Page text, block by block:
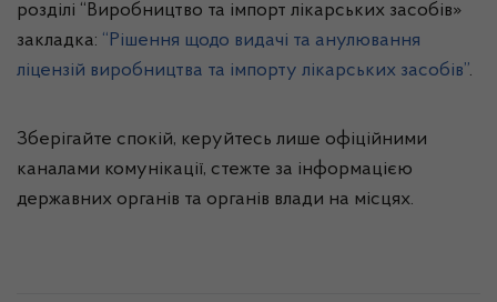
розділі “Виробництво та імпорт лікарських засобів»
закладка: “Рішення щодо видачі та анулювання
ліцензій виробництва та імпорту лікарських засобів”.
Зберігайте спокій, керуйтесь лише офіційними
каналами комунікації, стежте за інформацією
державних органів та органів влади на місцях.